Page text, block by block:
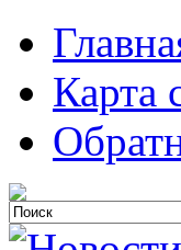
Карта